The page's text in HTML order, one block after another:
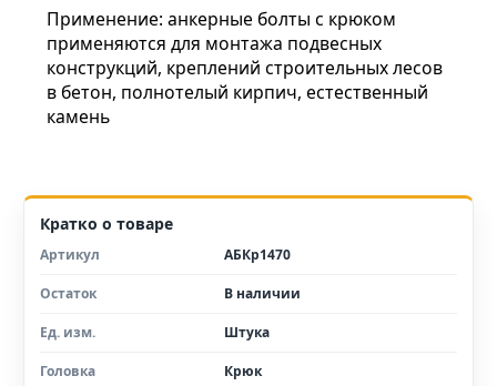
Применение: анкерные болты с крюком
применяются для монтажа подвесных
конструкций, креплений строительных лесов
в бетон, полнотелый кирпич, естественный
камень
Кратко о товаре
Артикул АБКр1470
Остаток В наличии
Ед. изм. Штука
Головка Крюк